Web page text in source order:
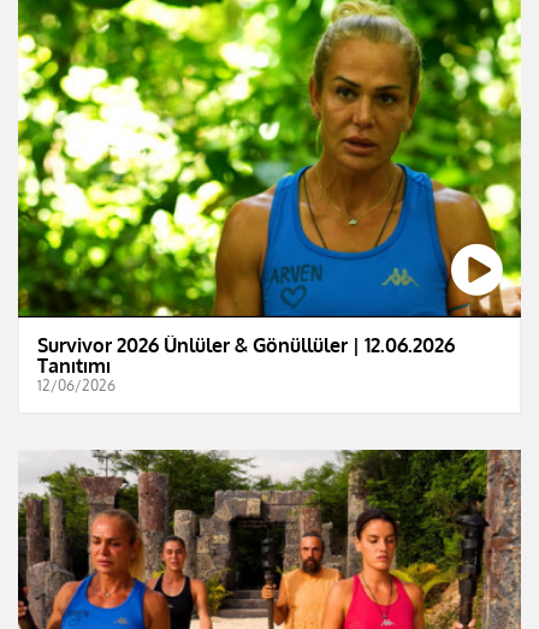
Survivor 2026 Ünlüler & Gönüllüler | 12.06.2026
Tanıtımı
12/06/2026